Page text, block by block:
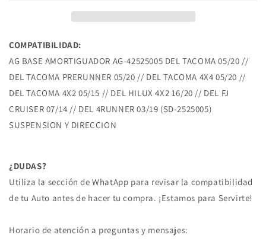
PRERUNNER
05/20
DEL
TACOMA
4X4
DEL
TACOMA
DEL
HILUX
4X2
TOYOTA
DEL
05/20
DEL
TACOMA
4X4
05/20
DEL
TACOMA
HILUX
4X2
TOYOTA
COMPATIBILIDAD:
AG BASE AMORTIGUADOR AG-42525005 DEL TACOMA 05/20 //
DEL TACOMA PRERUNNER 05/20 // DEL TACOMA 4X4 05/20 //
DEL TACOMA 4X2 05/15 // DEL HILUX 4X2 16/20 // DEL FJ
CRUISER 07/14 // DEL 4RUNNER 03/19 (SD-2525005)
SUSPENSION Y DIRECCION
¿DUDAS?
Utiliza la sección de WhatApp para revisar la compatibilidad
de tu Auto antes de hacer tu compra. ¡Estamos para Servirte!
Horario de atención a preguntas y mensajes: